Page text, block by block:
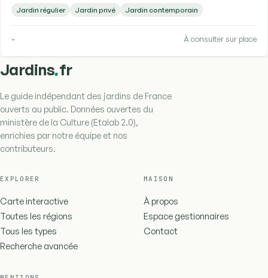
Jardin régulier Jardin privé Jardin contemporain
- À consulter sur place
Jardins.fr
Le guide indépendant des jardins de France
ouverts au public. Données ouvertes du
ministère de la Culture (Etalab 2.0),
enrichies par notre équipe et nos
contributeurs.
EXPLORER
Carte interactive
Toutes les régions
Tous les types
Recherche avancée
MAISON
À propos
Espace gestionnaires
Contact